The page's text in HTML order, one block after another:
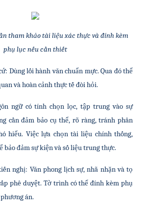
tham khảo tài liệu xác thực và đính kèm
phụ lục nếu cần thiết
Dùng lối hành văn chuẩn mực. Qua đó thể
và hoàn cảnh thực tế đòi hỏi.
ngữ có tính chọn lọc, tập trung vào sự
cần đảm bảo cụ thể, rõ ràng, tránh phân
hiểu. Việc lựa chọn tài liệu chính thống,
bảo đảm sự kiện và số liệu trung thực.
nghị: Văn phong lịch sự, nhã nhặn và tọ
phê duyệt. Tờ trình có thể đính kèm phụ
án.